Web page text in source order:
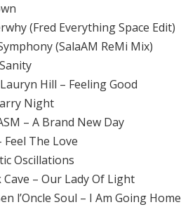
(Fred Everything Space Edit)
(SalaAM ReMi Mix)
Hill – Feeling Good
Night
– A Brand New Day
The Love
Oscillations
– Our Lady Of Light
l’Oncle Soul – I Am Going Home